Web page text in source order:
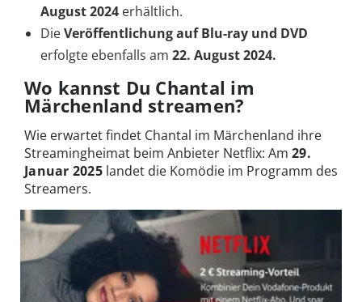
August 2024 erhältlich.
DieVeröffentlichung auf Blu-ray und DVD
erfolgte ebenfalls am 22. August 2024.
Wo kannst Du Chantal im
Märchenland streamen?
Wie erwartet findet Chantal im Märchenland ihre
Streamingheimat beim Anbieter Netflix: Am 29.
Januar 2025landet die Komödie im Programm des
Streamers.